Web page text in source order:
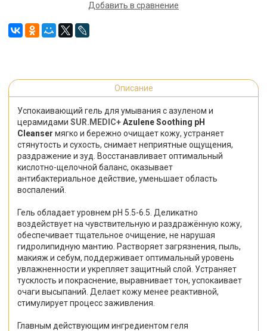
Добавить в сравнение
Описание
Успокаивающий гель для умывания с азуленом и
церамидами SUR.MEDIC+Azulene Soothing pH
Cleanser мягко и бережно очищает кожу, устраняет
стянутость и сухость, снимает неприятные ощущения,
раздражение и зуд. Восстанавливает оптимальный
кислотно-щелочной баланс, оказывает
антибактериальное действие, уменьшает область
воспалений.
Гель обладает уровнем pH 5.5-6.5. Деликатно
воздействует на чувствительную и раздражённую кожу,
обеспечивает тщательное очищение, не нарушая
гидролипидную мантию. Растворяет загрязнения, пыль,
макияж и себум, поддерживает оптимальный уровень
увлажненности и укрепляет защитный слой. Устраняет
тусклость и покраснение, выравнивает тон, успокаивает
очаги высыпаний. Делает кожу менее реактивной,
стимулирует процесс заживления.
Главным действующим ингредиентом геля